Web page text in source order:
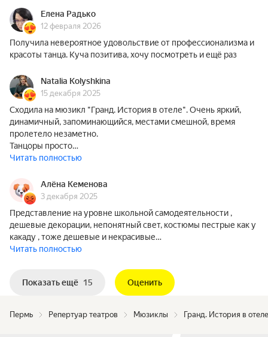
Елена Радько
12 февраля 2026
Получила невероятное удовольствие от профессионализма и
красоты танца. Куча позитива, хочу посмотреть и ещё раз
Natalia Kolyshkina
15 декабря 2025
Сходила на мюзикл "Гранд. История в отеле". Очень яркий,
динамичный, запоминающийся, местами смешной, время
пролетело незаметно.
Танцоры просто…
Читать полностью
Алёна Кеменова
3 декабря 2025
Представление на уровне школьной самодеятельности ,
дешевые декорации, непонятный свет, костюмы пестрые как у
какаду , тоже дешевые и некрасивые…
Читать полностью
Показать ещё 15 Оценить
Пермь Репертуар театров Мюзиклы Гранд. История в отеле